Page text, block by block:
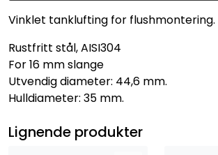
Vinklet tanklufting for flushmontering.
Rustfritt stål, AISI304
For 16 mm slange
Utvendig diameter: 44,6 mm.
Hulldiameter: 35 mm.
Lignende produkter